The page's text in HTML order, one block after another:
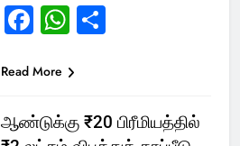
Facebook
WhatsApp
Share
Read More
ஆண்டுக்கு ₹20 பிரீமியத்தில்